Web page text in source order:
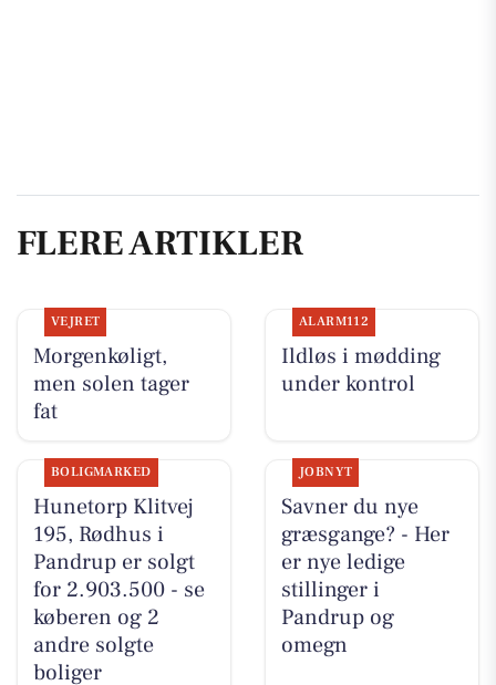
FLERE ARTIKLER
VEJRET
Morgenkøligt,
men solen tager
fat
ALARM112
Ildløs i mødding
under kontrol
BOLIGMARKED
Hunetorp Klitvej
195, Rødhus i
Pandrup er solgt
for 2.903.500 - se
køberen og 2
andre solgte
boliger
JOBNYT
Savner du nye
græsgange? - Her
er nye ledige
stillinger i
Pandrup og
omegn